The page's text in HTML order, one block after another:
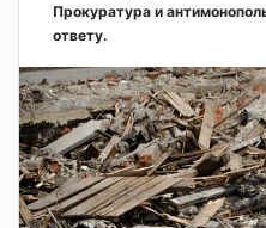
Прокуратура и
ответу.